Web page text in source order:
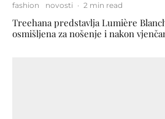
fashion novosti · 2 min read
Treehana predstavlja Lumière
osmišljena za nošenje i nakon